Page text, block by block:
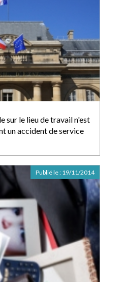
sur le lieu de travail n'est
un accident de service
Publié le : 19/11/2014